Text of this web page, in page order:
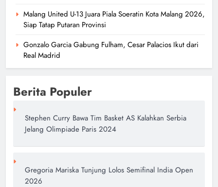
Malang United U-13 Juara Piala Soeratin Kota Malang 2026,
Siap Tatap Putaran Provinsi
Gonzalo Garcia Gabung Fulham, Cesar Palacios Ikut dari
Real Madrid
Berita Populer
Stephen Curry Bawa Tim Basket AS Kalahkan Serbia
Jelang Olimpiade Paris 2024
Gregoria Mariska Tunjung Lolos Semifinal India Open
2026